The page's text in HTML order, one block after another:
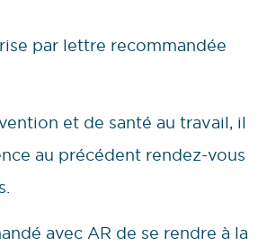
par lettre recommandée
et de santé au travail, il
au précédent rendez-vous
avec AR de se rendre à la